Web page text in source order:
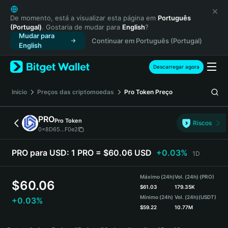
English
日本語
Tiếng Việt
Русский
Español (Latinoamérica)
Türkçe
Français
Deutsch
简体中文
繁體中文
Português (Portugal)
Bahasa Indonesia
ภาษาไทย
Español
Español (Argentina)
De momento, está a visualizar esta página em Português
(Portugal). Gostaria de mudar para English?
Mudar para
English
Continuar em Português (Portugal)
Descarregar agora
Início Preços das criptomoedas Pro Token Preço
PROPro Token
0x8D65...F0e2
Riscos
PRO para USD: 1 PRO = $60.06 USD +0.03% 1D
$60.06
+0.03%
Máximo (24h)
$61.03
Mínimo (24h)
$59.22
Vol. (24h) (PRO)
179.35K
Vol. (24h)(USDT)
10.77M